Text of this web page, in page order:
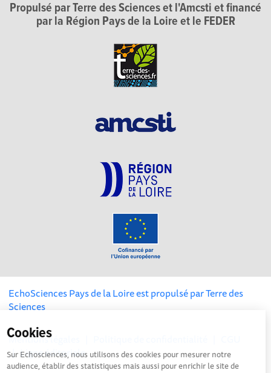
Cookies
Sur Echosciences, nous utilisons des cookies pour mesurer notre
audience, établir des statistiques mais aussi pour enrichir le site de
Propulsé par Terre des Sciences et l'Amcsti et financé
par la Région Pays de la Loire et le FEDER
EchoSciences Pays de la Loire est propulsé parTerre des
Sciences
Mentions légales
|Ligne éditoriale